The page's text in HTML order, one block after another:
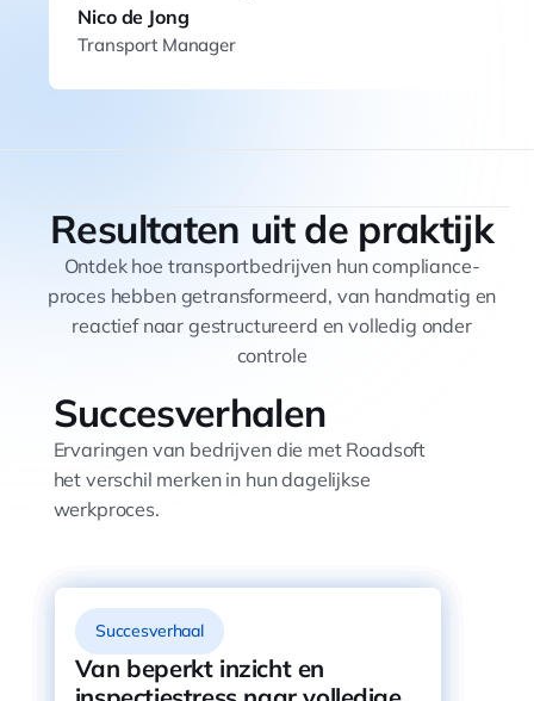
Nico de Jong
Transport Manager
Resultaten uit de praktijk
Ontdek hoe transportbedrijven hun compliance-
proces hebben getransformeerd, van handmatig en
reactief naar gestructureerd en volledig onder
controle
Succesverhalen
Ervaringen van bedrijven die met Roadsoft
het verschil merken in hun dagelijkse
werkproces.
Succesverhaal
Bax Transport Boskoop BV
Succesverhaal
Schavemaker ging van
Succesverhaal
Voor CWS Hygiene Nederland
Succesverhaal
Windhorst ging van twee uur
Succesverhaal
Van beperkt inzicht en